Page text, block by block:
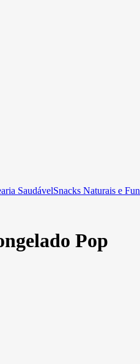
SaudávelSnacks Naturais e
Pop